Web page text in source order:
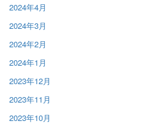
2024年4月
2024年3月
2024年2月
2024年1月
2023年12月
2023年11月
2023年10月